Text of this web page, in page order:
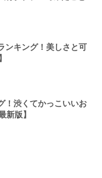
ンキング！美しさと可
！渋くてかっこいいお
新版】